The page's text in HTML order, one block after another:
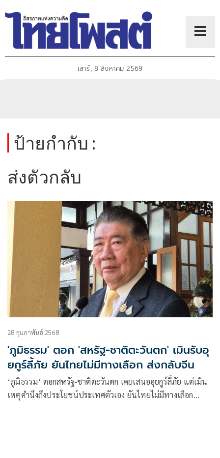
เสาร์, 8 สิงหาคม 2569
ป้ายกำกับ :
ส่งตัวกลับ
28 กุมภาพันธ์ 2568
'ภูมิธรรม' ตอก 'สหรัฐ-ชาติตะวันตก' เมินรับอุ
ยกูร์ลี้ภัย ยันไทยไม่มีทางเลือก ส่งกลับจีน
‘ภูมิธรรม’ ตอกสหรัฐ​-ชาติตะวันตก เคยเสนออุยกูร์ลี้ภัย​ แต่เมิน​
เหตุคำนึงถึงประโยชน์ประเทศตัวเอง​ ยัน​ไทยไม่มีทางเลือก​